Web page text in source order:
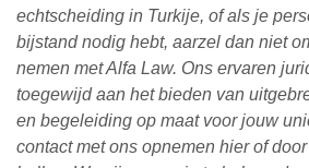
echtscheiding in Turkije, of als je
bijstand nodig hebt, aarzel dan niet
nemen met Alfa Law. Ons ervaren
toegewijd aan het bieden van
en begeleiding op maat voor jouw
contact met ons opnemen hierof